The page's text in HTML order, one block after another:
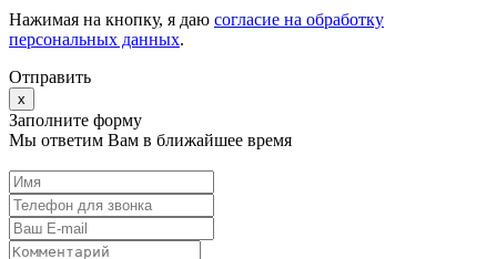
Нажимая на кнопку, я даю согласие на обработку
персональных данных.
Отправить
x
Заполните форму
Мы ответим Вам в ближайшее время